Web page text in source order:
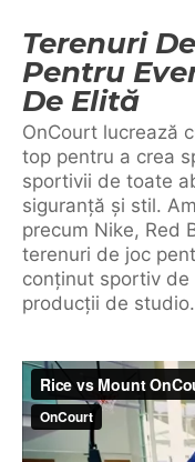
Terenuri
Pentru
De Elită
OnCourt lucrează
top pentru a crea
sportivii de toate
siguranță și stil.
precum Nike, Red
terenuri de joc
conținut sportiv de
producții de studio.